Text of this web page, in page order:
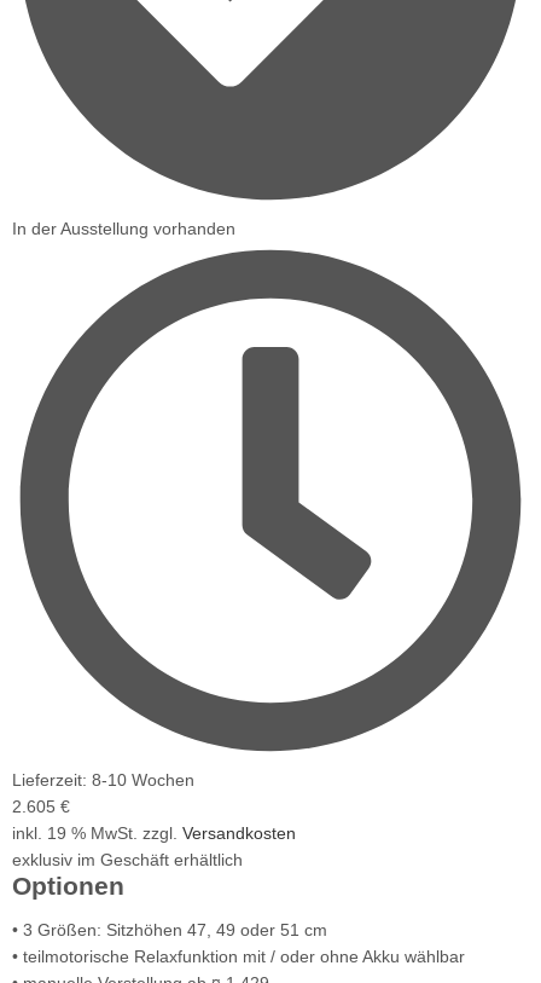
In der Ausstellung vorhanden
Lieferzeit: 8-10 Wochen
2.605 €
inkl. 19 % MwSt. zzgl. Versandkosten
exklusiv im Geschäft erhältlich
Optionen
• 3 Größen: Sitzhöhen 47, 49 oder 51 cm
• teilmotorische Relaxfunktion mit / oder ohne Akku wählbar